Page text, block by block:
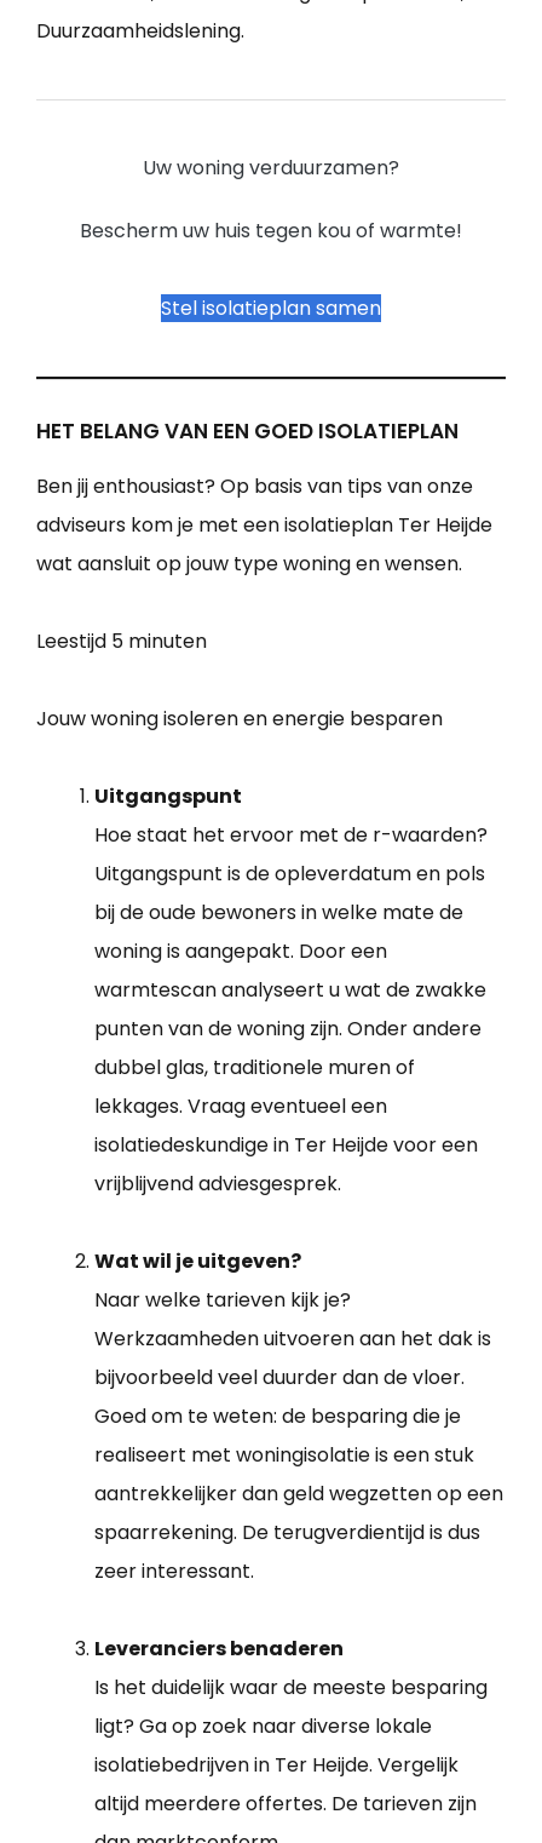
Duurzaamheidslening.
Uw woning verduurzamen?
Bescherm uw huis tegen kou of warmte!
Stel isolatieplan samen
HET BELANG VAN EEN GOED ISOLATIEPLAN
Ben jij enthousiast? Op basis van tips van onze
adviseurs kom je met een isolatieplan Ter Heijde
wat aansluit op jouw type woning en wensen.
Leestijd 5 minuten
Jouw woning isoleren en energie besparen
Uitgangspunt
Hoe staat het ervoor met de r-waarden?
Uitgangspunt is de opleverdatum en pols
bij de oude bewoners in welke mate de
woning is aangepakt. Door een
warmtescan analyseert u wat de zwakke
punten van de woning zijn. Onder andere
dubbel glas, traditionele muren of
lekkages. Vraag eventueel een
isolatiedeskundige in Ter Heijde voor een
vrijblijvend adviesgesprek.
Wat wil je uitgeven?
Naar welke tarieven kijk je?
Werkzaamheden uitvoeren aan het dak is
bijvoorbeeld veel duurder dan de vloer.
Goed om te weten: de besparing die je
realiseert met woningisolatie is een stuk
aantrekkelijker dan geld wegzetten op een
spaarrekening. De terugverdientijd is dus
zeer interessant.
Leveranciers benaderen
Is het duidelijk waar de meeste besparing
ligt? Ga op zoek naar diverse lokale
isolatiebedrijven in Ter Heijde. Vergelijk
altijd meerdere offertes. De tarieven zijn